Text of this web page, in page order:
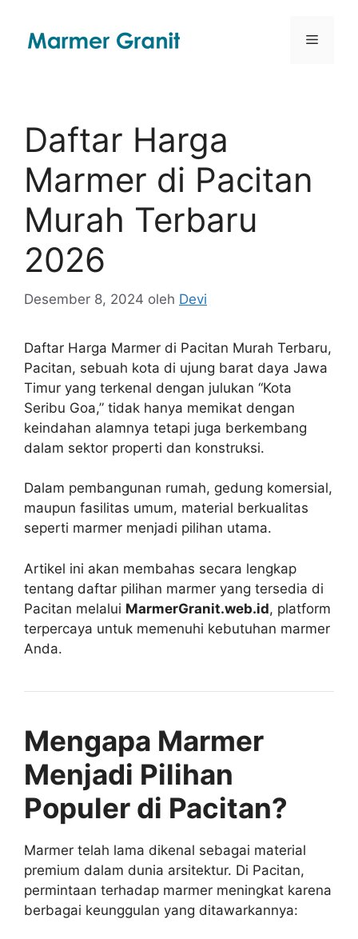
Menu
Daftar Harga
Marmer di Pacitan
Murah Terbaru
2026
Desember 8, 2024 oleh Devi
Daftar Harga Marmer di Pacitan Murah Terbaru,
Pacitan, sebuah kota di ujung barat daya Jawa
Timur yang terkenal dengan julukan “Kota
Seribu Goa,” tidak hanya memikat dengan
keindahan alamnya tetapi juga berkembang
dalam sektor properti dan konstruksi.
Dalam pembangunan rumah, gedung komersial,
maupun fasilitas umum, material berkualitas
seperti marmer menjadi pilihan utama.
Artikel ini akan membahas secara lengkap
tentang daftar pilihan marmer yang tersedia di
Pacitan melalui MarmerGranit.web.id, platform
terpercaya untuk memenuhi kebutuhan marmer
Anda.
Mengapa Marmer
Menjadi Pilihan
Populer di Pacitan?
Marmer telah lama dikenal sebagai material
premium dalam dunia arsitektur. Di Pacitan,
permintaan terhadap marmer meningkat karena
berbagai keunggulan yang ditawarkannya: